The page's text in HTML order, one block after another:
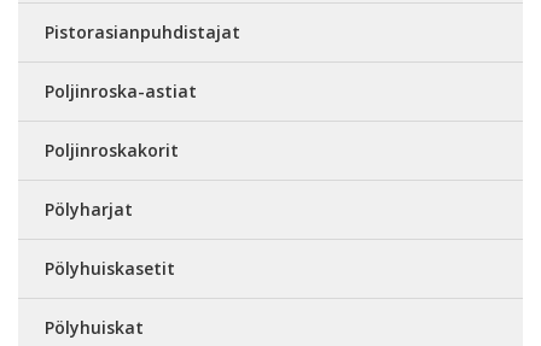
Pistorasianpuhdistajat
Poljinroska-astiat
Poljinroskakorit
Pölyharjat
Pölyhuiskasetit
Pölyhuiskat